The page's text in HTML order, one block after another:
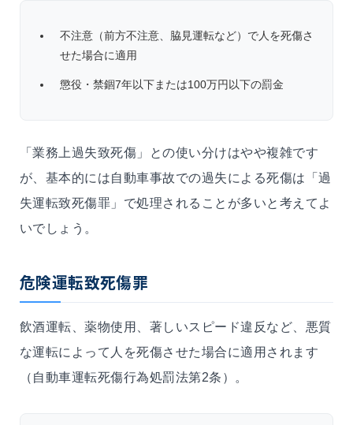
不注意（前方不注意、脇見運転など）で人を死傷さ
せた場合に適用
懲役・禁錮7年以下または100万円以下の罰金
「業務上過失致死傷」との使い分けはやや複雑です
が、基本的には自動車事故での過失による死傷は「過
失運転致死傷罪」で処理されることが多いと考えてよ
いでしょう。
危険運転致死傷罪
飲酒運転、薬物使用、著しいスピード違反など、悪質
な運転によって人を死傷させた場合に適用されます
（自動車運転死傷行為処罰法第2条）。